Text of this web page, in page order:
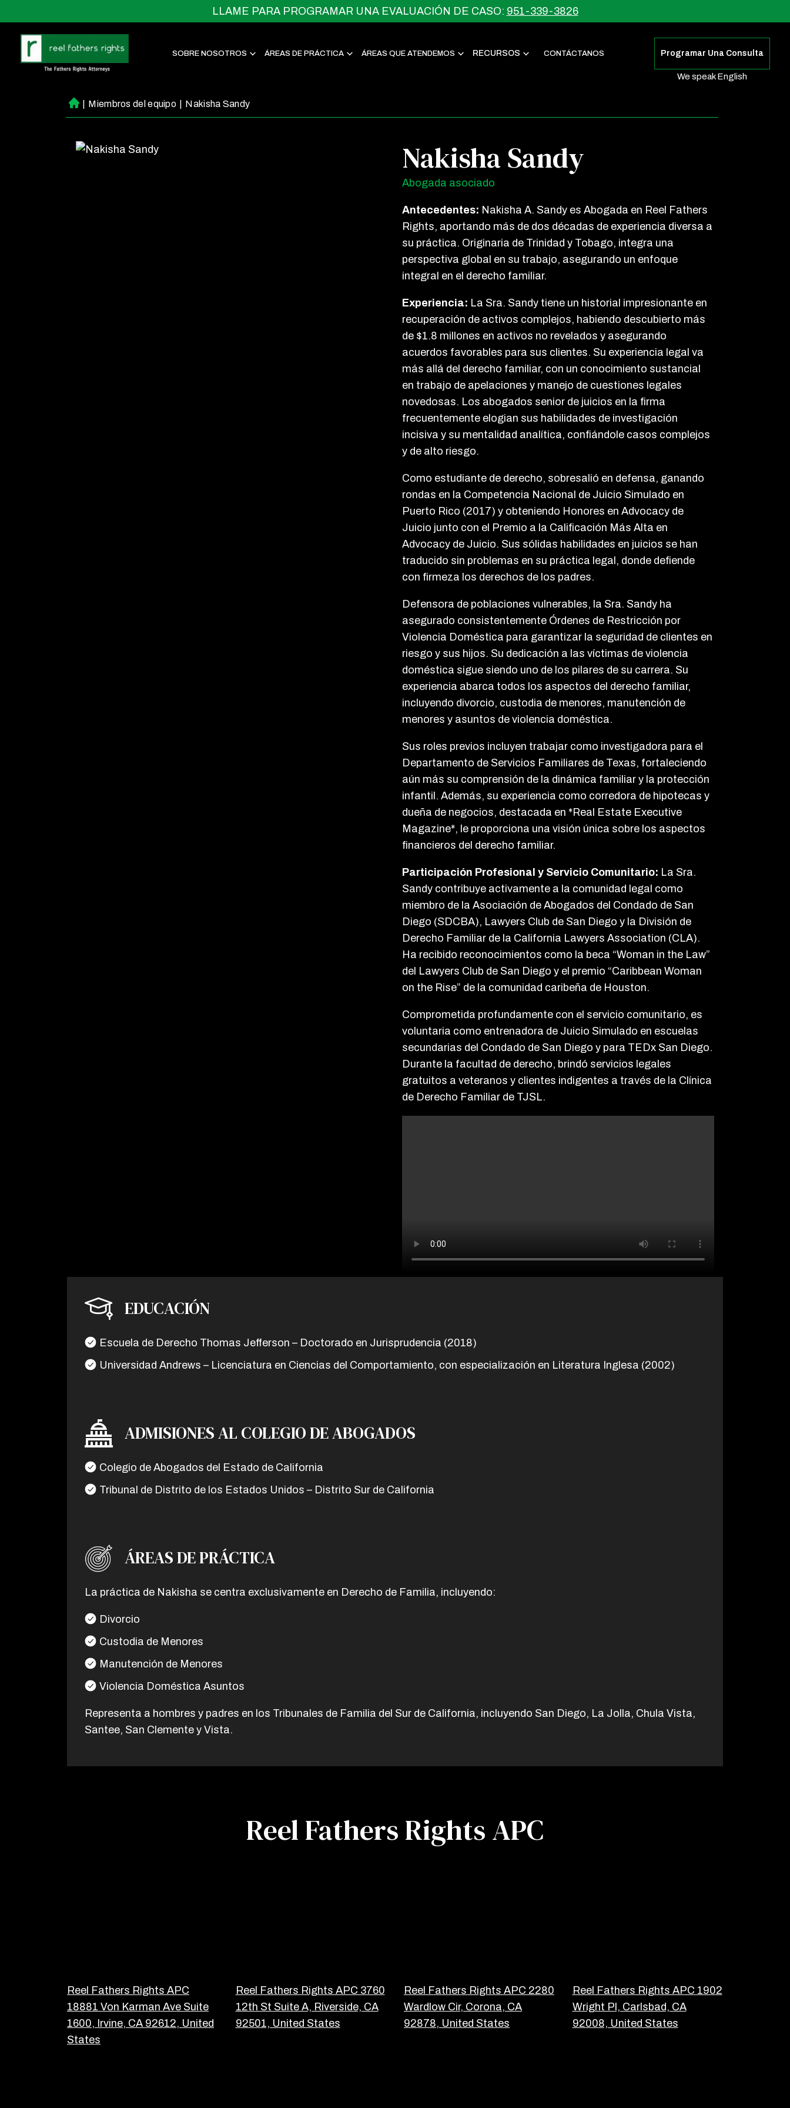
LLAME PARA PROGRAMAR UNA EVALUACIÓN DE CASO: 951-339-3826
SOBRE NOSOTROS ÁREAS DE PRÁCTICA ÁREAS QUE ATENDEMOS RECURSOS CONTÁCTANOS Programar Una Consulta
We speak English
Ini
ci
Miembros del equipo Nakisha Sandy
Nakisha Sandy
Abogada asociado
Antecedentes: Nakisha A. Sandy es Abogada en Reel Fathers
Rights, aportando más de dos décadas de experiencia diversa a
su práctica. Originaria de Trinidad y Tobago, integra una
perspectiva global en su trabajo, asegurando un enfoque
integral en el derecho familiar.
Experiencia: La Sra. Sandy tiene un historial impresionante en
recuperación de activos complejos, habiendo descubierto más
de $1.8 millones en activos no revelados y asegurando
acuerdos favorables para sus clientes. Su experiencia legal va
más allá del derecho familiar, con un conocimiento sustancial
en trabajo de apelaciones y manejo de cuestiones legales
novedosas. Los abogados senior de juicios en la firma
frecuentemente elogian sus habilidades de investigación
incisiva y su mentalidad analítica, confiándole casos complejos
y de alto riesgo.
Como estudiante de derecho, sobresalió en defensa, ganando
rondas en la Competencia Nacional de Juicio Simulado en
Puerto Rico (2017) y obteniendo Honores en Advocacy de
Juicio junto con el Premio a la Calificación Más Alta en
Advocacy de Juicio. Sus sólidas habilidades en juicios se han
traducido sin problemas en su práctica legal, donde defiende
con firmeza los derechos de los padres.
Defensora de poblaciones vulnerables, la Sra. Sandy ha
asegurado consistentemente Órdenes de Restricción por
Violencia Doméstica para garantizar la seguridad de clientes en
riesgo y sus hijos. Su dedicación a las víctimas de violencia
doméstica sigue siendo uno de los pilares de su carrera. Su
experiencia abarca todos los aspectos del derecho familiar,
incluyendo divorcio, custodia de menores, manutención de
menores y asuntos de violencia doméstica.
Sus roles previos incluyen trabajar como investigadora para el
Departamento de Servicios Familiares de Texas, fortaleciendo
aún más su comprensión de la dinámica familiar y la protección
infantil. Además, su experiencia como corredora de hipotecas y
dueña de negocios, destacada en *Real Estate Executive
Magazine*, le proporciona una visión única sobre los aspectos
financieros del derecho familiar.
Participación Profesional y Servicio Comunitario: La Sra.
Sandy contribuye activamente a la comunidad legal como
miembro de la Asociación de Abogados del Condado de San
Diego (SDCBA), Lawyers Club de San Diego y la División de
Derecho Familiar de la California Lawyers Association (CLA).
Ha recibido reconocimientos como la beca “Woman in the Law”
del Lawyers Club de San Diego y el premio “Caribbean Woman
on the Rise” de la comunidad caribeña de Houston.
Comprometida profundamente con el servicio comunitario, es
voluntaria como entrenadora de Juicio Simulado en escuelas
secundarias del Condado de San Diego y para TEDx San Diego.
Durante la facultad de derecho, brindó servicios legales
gratuitos a veteranos y clientes indigentes a través de la Clínica
de Derecho Familiar de TJSL.
EDUCACIÓN
Escuela de Derecho Thomas Jefferson – Doctorado en Jurisprudencia (2018)
Universidad Andrews – Licenciatura en Ciencias del Comportamiento, con especialización en Literatura Inglesa (2002)
ADMISIONES AL COLEGIO DE ABOGADOS
Colegio de Abogados del Estado de California
Tribunal de Distrito de los Estados Unidos – Distrito Sur de California
ÁREAS DE PRÁCTICA
La práctica de Nakisha se centra exclusivamente en Derecho de Familia, incluyendo:
Divorcio
Custodia de Menores
Manutención de Menores
Violencia Doméstica Asuntos
Representa a hombres y padres en los Tribunales de Familia del Sur de California, incluyendo San Diego, La Jolla, Chula Vista,
Santee, San Clemente y Vista.
Reel Fathers Rights APC
Reel Fathers Rights APC
18881 Von Karman Ave Suite
1600, Irvine, CA 92612, United
States
Reel Fathers Rights APC 3760
12th St Suite A, Riverside, CA
92501, United States
Reel Fathers Rights APC 2280
Wardlow Cir, Corona, CA
92878, United States
Reel Fathers Rights APC 1902
Wright Pl, Carlsbad, CA
92008, United States